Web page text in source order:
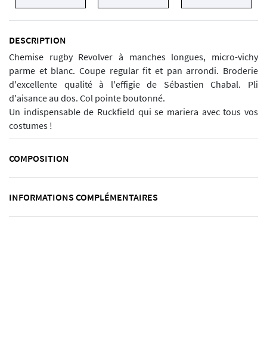
DESCRIPTION
Chemise rugby Revolver à manches longues, micro-vichy
parme et blanc. Coupe regular fit et pan arrondi. Broderie
d'excellente qualité à l'effigie de Sébastien Chabal. Pli
d'aisance au dos. Col pointe boutonné.
Un indispensable de Ruckfield qui se mariera avec tous vos
costumes !
COMPOSITION
INFORMATIONS COMPLÉMENTAIRES